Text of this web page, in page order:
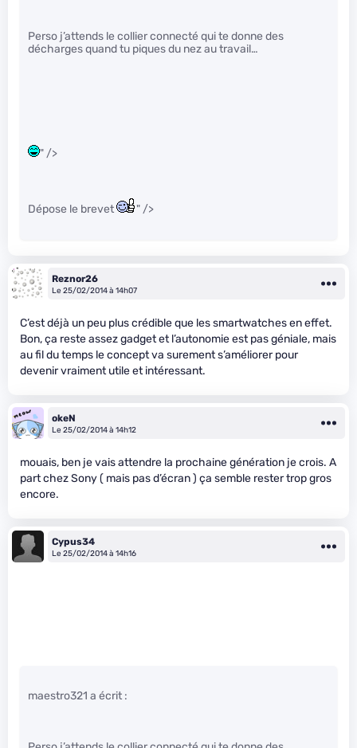
Perso j’attends le collier connecté qui te donne des
décharges quand tu piques du nez au travail…
" />
Dépose le brevet " />
Reznor26
Le 25/02/2014 à 14h07
C’est déjà un peu plus crédible que les smartwatches en effet.
Bon, ça reste assez gadget et l’autonomie est pas géniale, mais
au fil du temps le concept va surement s’améliorer pour
devenir vraiment utile et intéressant.
okeN
Le 25/02/2014 à 14h12
mouais, ben je vais attendre la prochaine génération je crois. A
part chez Sony ( mais pas d’écran ) ça semble rester trop gros
encore.
Cypus34
Le 25/02/2014 à 14h16
maestro321 a écrit :